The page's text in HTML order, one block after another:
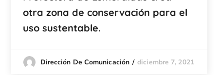
otra zona de conservación para el
uso sustentable.
Dirección De Comunicación diciembre 7, 2021